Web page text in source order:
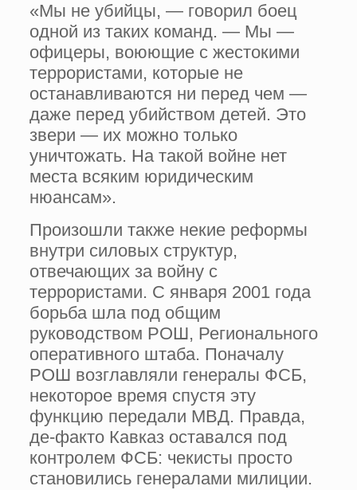
«Мы не убийцы, — говорил боец
одной из таких команд. — Мы —
офицеры, воюющие с жестокими
террористами, которые не
останавливаются ни перед чем —
даже перед убийством детей. Это
звери — их можно только
уничтожать. На такой войне нет
места всяким юридическим
нюансам».
Произошли также некие реформы
внутри силовых структур,
отвечающих за войну с
террористами. С января 2001 года
борьба шла под общим
руководством РОШ, Регионального
оперативного штаба. Поначалу
РОШ возглавляли генералы ФСБ,
некоторое время спустя эту
функцию передали МВД. Правда,
де-факто Кавказ оставался под
контролем ФСБ: чекисты просто
становились генералами милиции.